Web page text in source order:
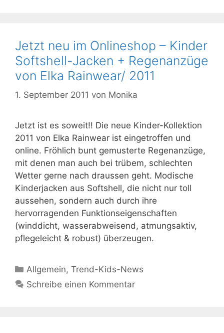
Jetzt neu im Onlineshop – Kinder
Softshell-Jacken + Regenanzüge
von Elka Rainwear/ 2011
1. September 2011 von Monika
Jetzt ist es soweit!! Die neue Kinder-Kollektion
2011 von Elka Rainwear ist eingetroffen und
online. Fröhlich bunt gemusterte Regenanzüge,
mit denen man auch bei trübem, schlechten
Wetter gerne nach draussen geht. Modische
Kinderjacken aus Softshell, die nicht nur toll
aussehen, sondern auch durch ihre
hervorragenden Funktionseigenschaften
(winddicht, wasserabweisend, atmungsaktiv,
pflegeleicht & robust) überzeugen.
Kategorien
Allgemein,Trend-Kids-News
Schreibe einen Kommentar